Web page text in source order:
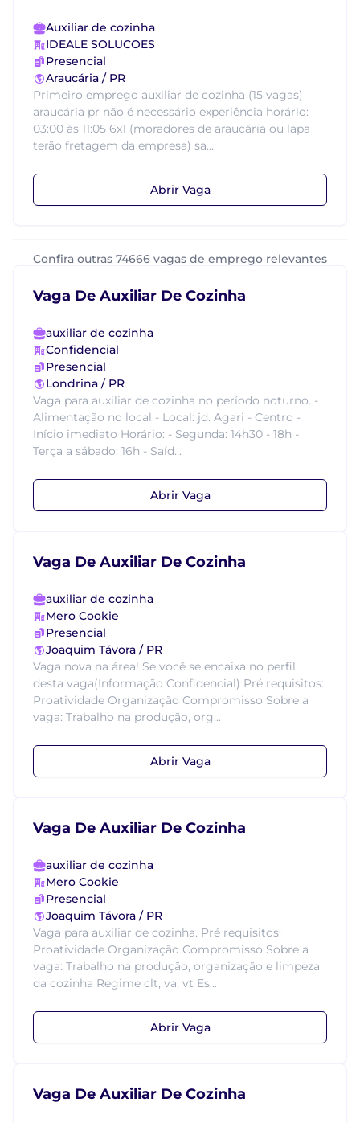
Auxiliar de cozinha
IDEALE SOLUCOES
Presencial
Araucária / PR
Primeiro emprego auxiliar de cozinha (15 vagas)
araucária pr não é necessário experiência horário:
03:00 às 11:05 6x1 (moradores de araucária ou lapa
terão fretagem da empresa) sa...
Abrir Vaga
Confira outras 74666 vagas de emprego relevantes
Vaga De Auxiliar De Cozinha
auxiliar de cozinha
Confidencial
Presencial
Londrina / PR
Vaga para auxiliar de cozinha no período noturno. -
Alimentação no local - Local: jd. Agari - Centro -
Início imediato Horário: - Segunda: 14h30 - 18h -
Terça a sábado: 16h - Saíd...
Abrir Vaga
Vaga De Auxiliar De Cozinha
auxiliar de cozinha
Mero Cookie
Presencial
Joaquim Távora / PR
Vaga nova na área! Se você se encaixa no perfil
desta vaga(Informação Confidencial) Pré requisitos:
Proatividade Organização Compromisso Sobre a
vaga: Trabalho na produção, org...
Abrir Vaga
Vaga De Auxiliar De Cozinha
auxiliar de cozinha
Mero Cookie
Presencial
Joaquim Távora / PR
Vaga para auxiliar de cozinha. Pré requisitos:
Proatividade Organização Compromisso Sobre a
vaga: Trabalho na produção, organização e limpeza
da cozinha Regime clt, va, vt Es...
Abrir Vaga
Vaga De Auxiliar De Cozinha